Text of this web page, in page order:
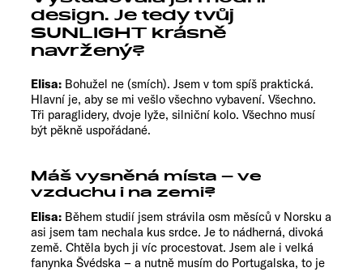
design. Je tedy tvůj
SUNLIGHT krásně
navržený?
Elisa: Bohužel ne (smích). Jsem v tom spíš praktická.
Hlavní je, aby se mi vešlo všechno vybavení. Všechno.
Tři paraglidery, dvoje lyže, silniční kolo. Všechno musí
být pěkně uspořádané.
Máš vysněná místa – ve
vzduchu i na zemi?
Elisa: Během studií jsem strávila osm měsíců v Norsku a
asi jsem tam nechala kus srdce. Je to nádherná, divoká
země. Chtěla bych ji víc procestovat. Jsem ale i velká
fanynka Švédska – a nutně musím do Portugalska, to je